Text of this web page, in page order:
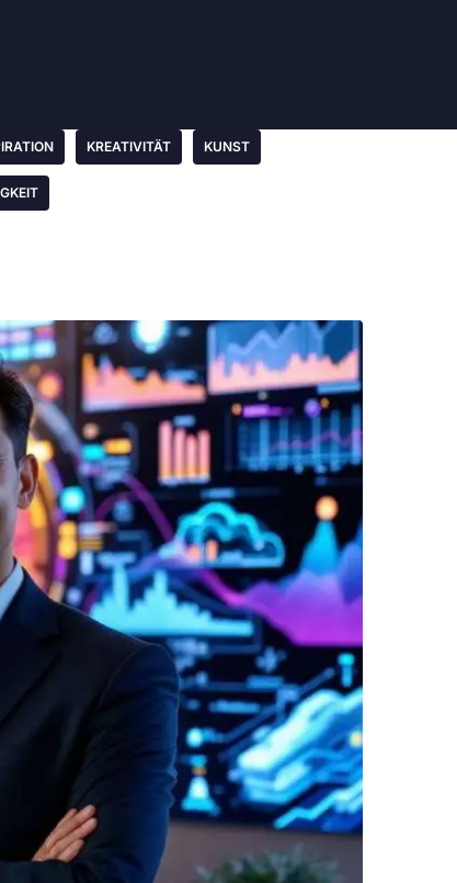
KREATIVITÄT KUNST